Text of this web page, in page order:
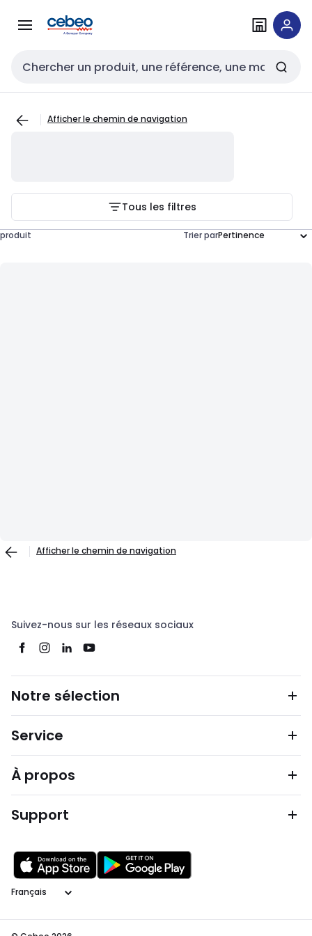
navigationau
Entrée de recherche
Afficher le chemin de navigation
Tous les filtres
produit Trier par
Afficher le chemin de navigation
Suivez-nous sur les réseaux sociaux
Notre sélection
Service
À propos
Support
Langage